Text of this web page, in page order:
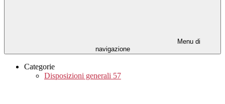
Menu di
navigazione
Categorie
Disposizioni generali 57